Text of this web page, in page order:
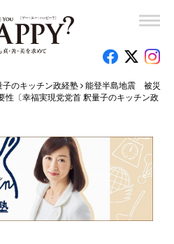
のキッチン政経塾
能登半島地震 被災
性〔幸福実現党党首 釈量子のキッチン政